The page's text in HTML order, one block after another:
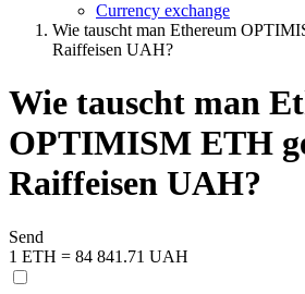
Currency exchange
Wie tauscht man Ethereum
Raiffeisen UAH?
Wie tauscht man
OPTIMISM ETH
Raiffeisen UAH?
Send
1 ETH = 84 841.71 UAH